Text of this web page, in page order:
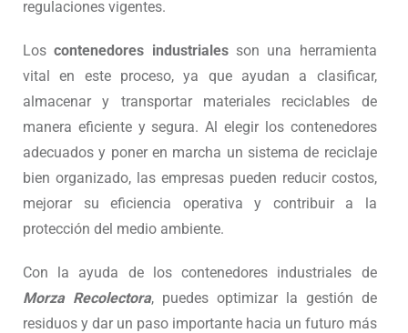
regulaciones vigentes.
Loscontenedores industriales son una herramienta
vital en este proceso, ya que ayudan a clasificar,
almacenar y transportar materiales reciclables de
manera eficiente y segura. Al elegir los contenedores
adecuados y poner en marcha un sistema de reciclaje
bien organizado, las empresas pueden reducir costos,
mejorar su eficiencia operativa y contribuir a la
protección del medio ambiente.
Con la ayuda de los contenedores industriales de
Morza Recolectora, puedes optimizar la gestión de
residuos y dar un paso importante hacia un futuro más